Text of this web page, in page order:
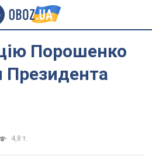
Порошенко
Президента
4,8 т.